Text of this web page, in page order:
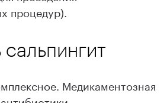
процедур).
Медикаментозная